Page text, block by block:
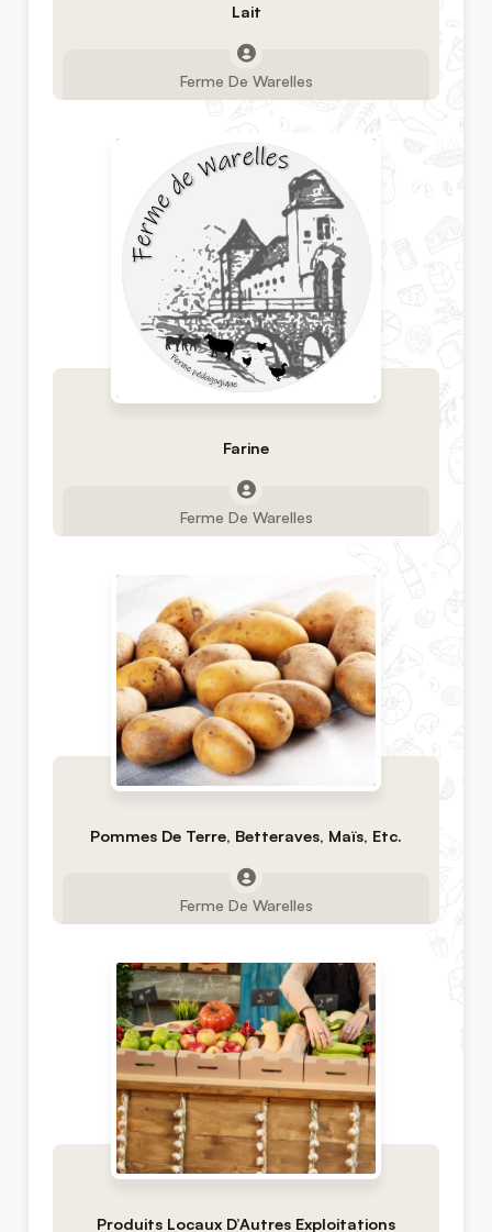
Lait
Ferme De Warelles
Farine
Ferme De Warelles
Pommes De Terre, Betteraves, Maïs, Etc.
Ferme De Warelles
Produits Locaux D’Autres Exploitations